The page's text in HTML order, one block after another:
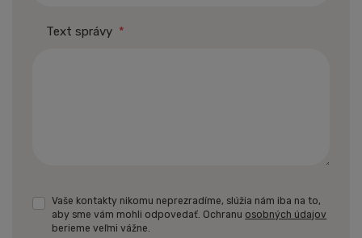
Text správy *
Vaše kontakty nikomu neprezradíme, slúžia nám iba na to,
aby sme vám mohli odpovedať. Ochranu osobných údajov
berieme veľmi vážne.